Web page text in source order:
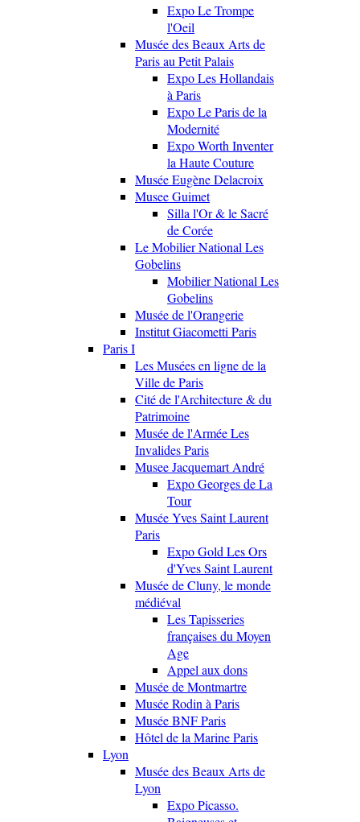
Expo Le Trompe
l'Oeil
Musée des Beaux Arts de
Paris au Petit Palais
Expo Les Hollandais
à Paris
Expo Le Paris de la
Modernité
Expo Worth Inventer
la Haute Couture
Musée Eugène Delacroix
Musee Guimet
Silla l'Or & le Sacré
de Corée
Le Mobilier National Les
Gobelins
Mobilier National Les
Gobelins
Musée de l'Orangerie
Institut Giacometti Paris
Paris I
Les Musées en ligne de la
Ville de Paris
Cité de l'Architecture & du
Patrimoine
Musée de l'Armée Les
Invalides Paris
Musee Jacquemart André
Expo Georges de La
Tour
Musée Yves Saint Laurent
Paris
Expo Gold Les Ors
d'Yves Saint Laurent
Musée de Cluny, le monde
médiéval
Les Tapisseries
françaises du Moyen
Age
Appel aux dons
Musée de Montmartre
Musée Rodin à Paris
Musée BNF Paris
Hôtel de la Marine Paris
Lyon
Musée des Beaux Arts de
Lyon
Expo Picasso.